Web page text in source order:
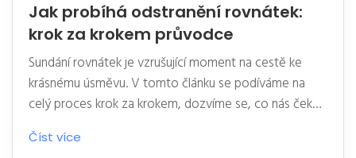
Jak probíhá odstranění rovnátek:
krok za krokem průvodce
Sundání rovnátek je vzrušující moment na cestě ke
krásnému úsměvu. V tomto článku se podíváme na
celý proces krok za krokem, dozvíme se, co nás čeká
v ordinaci ortodontisty, jak se připravit a co dělat po
sundání rovnátek pro udržení skvělého výsledku.
Číst více